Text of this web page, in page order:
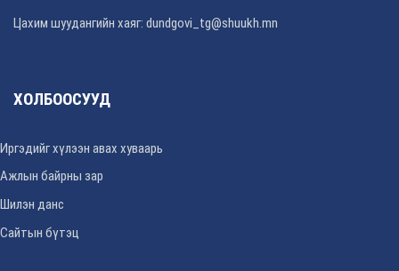
Цахим шуудангийн хаяг: dundgovi_tg@shuukh.mn
ХОЛБООСУУД
Иргэдийг хүлээн авах хуваарь
Ажлын байрны зар
Шилэн данс
Сайтын бүтэц